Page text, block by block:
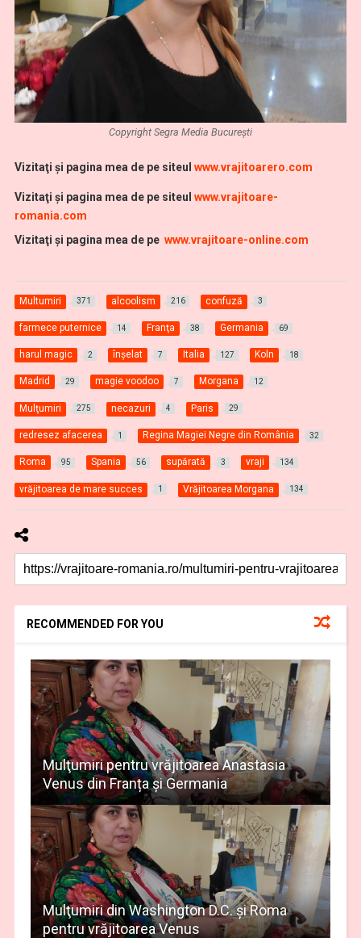
Copyright Segra Media București
Vizitaţi şi pagina mea de pe siteul www.vrajitoarero.com
Vizitaţi şi pagina mea de pe siteul www.vrajitoare-
romania.com
Vizitaţi şi pagina mea de pe www.vrajitoare-online.com
Multumiri 371 alcoolism 216 confuză 3
farmece puternice 14 Franţa 38 Germania 69
harul magic 2 înşelat 7 Italia 127 Koln 18
Madrid 29 magie voodoo 7 Morgana 12
Mulţumiri 275 necazuri 4 Paris 29
redresez afacerea 1 Regina Magiei Negre din România 32
Roma 95 Spania 56 supărată 3 vraji 134
vrăjitoarea de mare succes 1 Vrăjitoarea Morgana 134
RECOMMENDED FOR YOU
Mulţumiri pentru vrăjitoarea Anastasia
Venus din Franța și Germania
Mulţumiri din Washington D.C. și Roma
pentru vrăjitoarea Venus